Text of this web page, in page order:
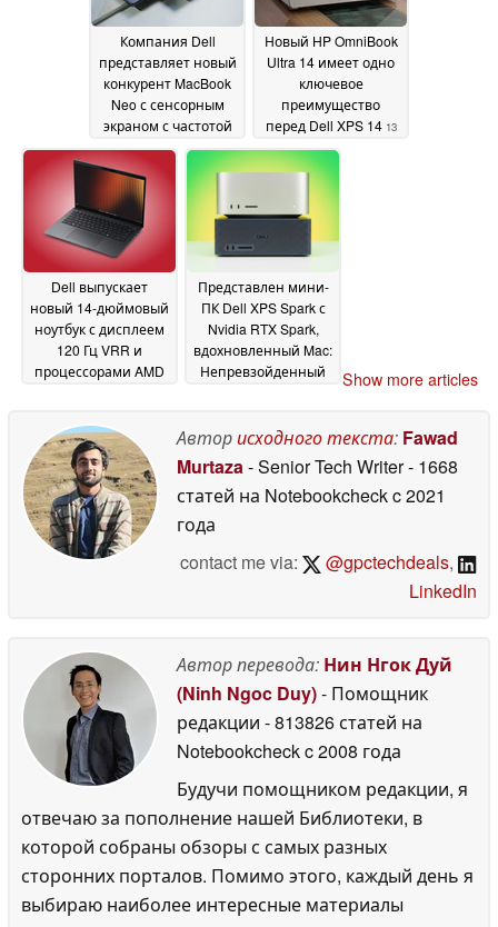
Компания Dell
представляет новый
конкурент MacBook
Neo с сенсорным
экраном с частотой
обновления 120 Гц и
элегантным
дизайном
18 June 2026
Новый HP OmniBook
Ultra 14 имеет одно
ключевое
преимущество
перед Dell XPS 14 13
June 2026
Dell выпускает
новый 14-дюймовый
ноутбук с дисплеем
120 Гц VRR и
процессорами AMD
Представлен мини-
ПК Dell XPS Spark с
Nvidia RTX Spark,
вдохновленный Mac:
Непревзойденный
памяти08 June 2026
Show more articles
Авторисходного текста: Fawad
Murtaza- Senior Tech Writer- 1668
статей на Notebookcheckc 2021
года
contact me via:
@gpctechdeals,
LinkedIn
Автор перевода: Нин Нгок Дуй
(Ninh Ngoc Duy)- Помощник
редакции - 813826 статей на
Notebookcheckc 2008 года
Будучи помощником редакции, я
отвечаю за пополнение нашей Библиотеки, в
которой собраны обзоры с самых разных
сторонних порталов. Помимо этого, каждый день я
выбираю наиболее интересные материалы